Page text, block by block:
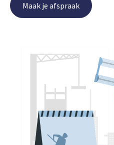
Maak je afspraak